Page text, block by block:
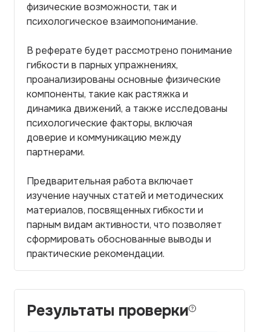
физические возможности, так и
психологическое взаимопонимание.
В реферате будет рассмотрено понимание
гибкости в парных упражнениях,
проанализированы основные физические
компоненты, такие как растяжка и
динамика движений, а также исследованы
психологические факторы, включая
доверие и коммуникацию между
партнерами.
Предварительная работа включает
изучение научных статей и методических
материалов, посвященных гибкости и
парным видам активности, что позволяет
сформировать обоснованные выводы и
практические рекомендации.
Результаты проверки